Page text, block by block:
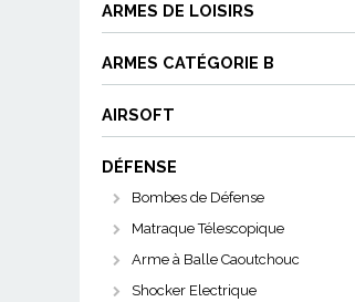
ARMES DE LOISIRS
ARMES CATÉGORIE B
AIRSOFT
DÉFENSE
Bombes de Défense
Matraque Télescopique
Arme à Balle Caoutchouc
Shocker Electrique